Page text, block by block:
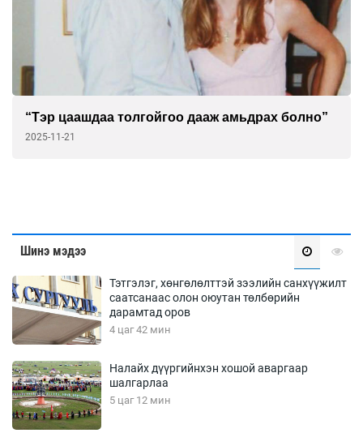
“Тэр цаашдаа толгойгоо дааж амьдрах болно”
2025-11-21
Шинэ мэдээ
Тэтгэлэг, хөнгөлөлттэй зээлийн санхүүжилт
саатсанаас олон оюутан төлбөрийн
дарамтад оров
4 цаг 42 мин
Налайх дүүргийнхэн хошой аваргаар
шалгарлаа
5 цаг 12 мин